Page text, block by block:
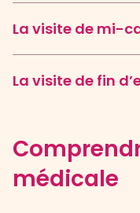
Après un
de cette
La visite de mi-
La visite de fin
médicale